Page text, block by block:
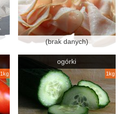
(brak danych)
1kg
ogórki
1kg